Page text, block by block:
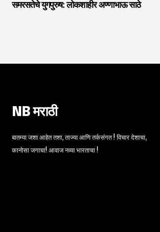
समरसतेचे युगपुरुष: लोकशाहीर अण्णाभाऊ साठे
NB मराठी
बातम्या जशा आहेत तशा, ताज्या आणि तर्कसंगत ! विचार देशाचा,
कानोसा जगाचा! आवाज नव्या भारताचा !